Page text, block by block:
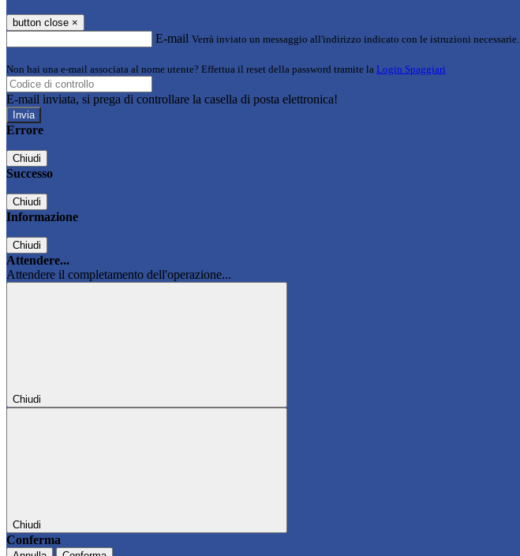
button close ×
E-mail Verrà inviato un messaggio all'indirizzo indicato con le istruzioni necessarie.
Non hai una e-mail associata al nome utente? Effettua il reset della password tramite la Login Spaggiari
E-mail inviata, si prega di controllare la casella di posta elettronica!
Errore
Chiudi
Successo
Chiudi
Informazione
Chiudi
Attendere...
Attendere il completamento dell'operazione...
Chiudi
Chiudi
Conferma